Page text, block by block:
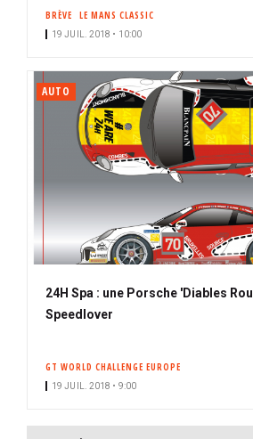
BRÈVE LE MANS CLASSIC
19 JUIL. 2018 • 10:00
AUTO
24H Spa : une Porsche 'Diables
Speedlover
GT WORLD CHALLENGE EUROPE
19 JUIL. 2018 • 9:00